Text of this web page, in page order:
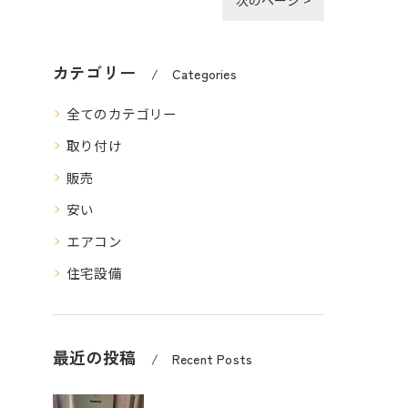
カテゴリー Categories
全てのカテゴリー
取り付け
販売
安い
エアコン
住宅設備
最近の投稿 Recent Posts